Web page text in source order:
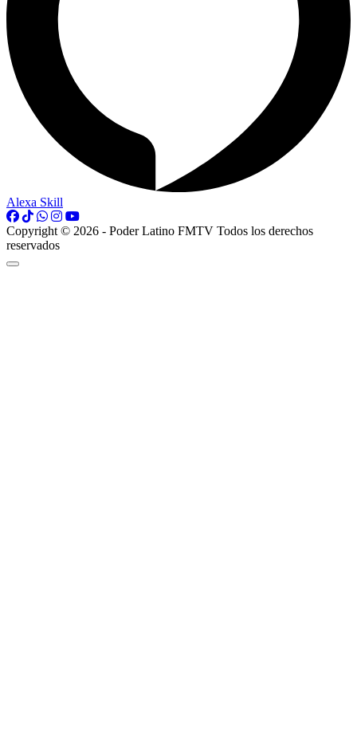
Alexa Skill
Copyright © 2026 - Poder Latino FMTV Todos los derechos
reservados